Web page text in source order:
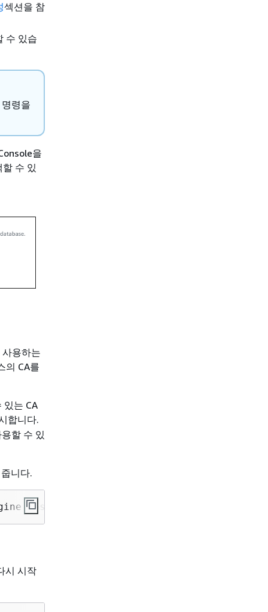
섹션을 참
수 있습
명령을
을
수 있
사용하는
의 CA를
있는 CA
합니다.
할 수 있
니다.
postgres
시 시작